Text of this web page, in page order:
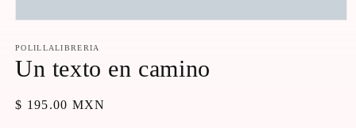
multimedia
1
en
modal
POLILLALIBRERIA
Un texto en camino
Precio
$ 195.00 MXN